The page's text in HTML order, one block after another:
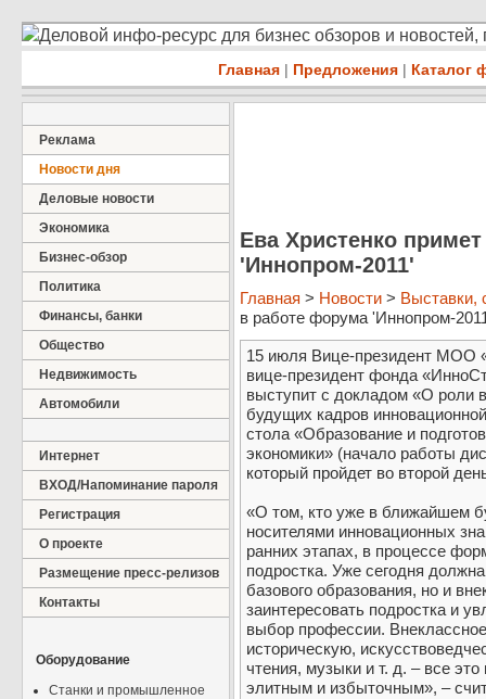
Деловой инфо-ресурс для бизнес обзоров и
Главная | Предложения | Каталог
Реклама
Новости дня
Деловые новости
Экономика
Бизнес-обзор
Политика
Финансы, банки
Общество
Недвижимость
Автомобили
Интернет
ВХОД/Напоминание пароля
Регистрация
О проекте
Размещение пресс-релизов
Контакты
Оборудование
Станки и промышленное
Ева Христенко
'Иннопром-2011'
Главная > Новости > Выставки,
в работе форума 'Иннопром-
15 июля Вице-президент МОО
вице-президент фонда
выступит с докладом «О роли
будущих кадров
стола «Образование и
экономики» (начало работы
который пройдет во второй
«О том, кто уже в ближайшем
носителями инновационных
ранних этапах, в процессе
подростка. Уже сегодня
базового образования, но и
заинтересовать подростка и
выбор профессии.
историческую,
чтения, музыки и т. д. – все
элитным и избыточным», –